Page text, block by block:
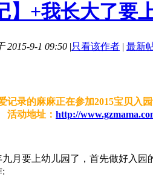
】+我长大了要
2015-9-1 09:50 |只看该作者 | 最新
记录的麻麻正在参加2015宝贝入
动地址： http://
月要上幼儿园了，首先做好入园
: